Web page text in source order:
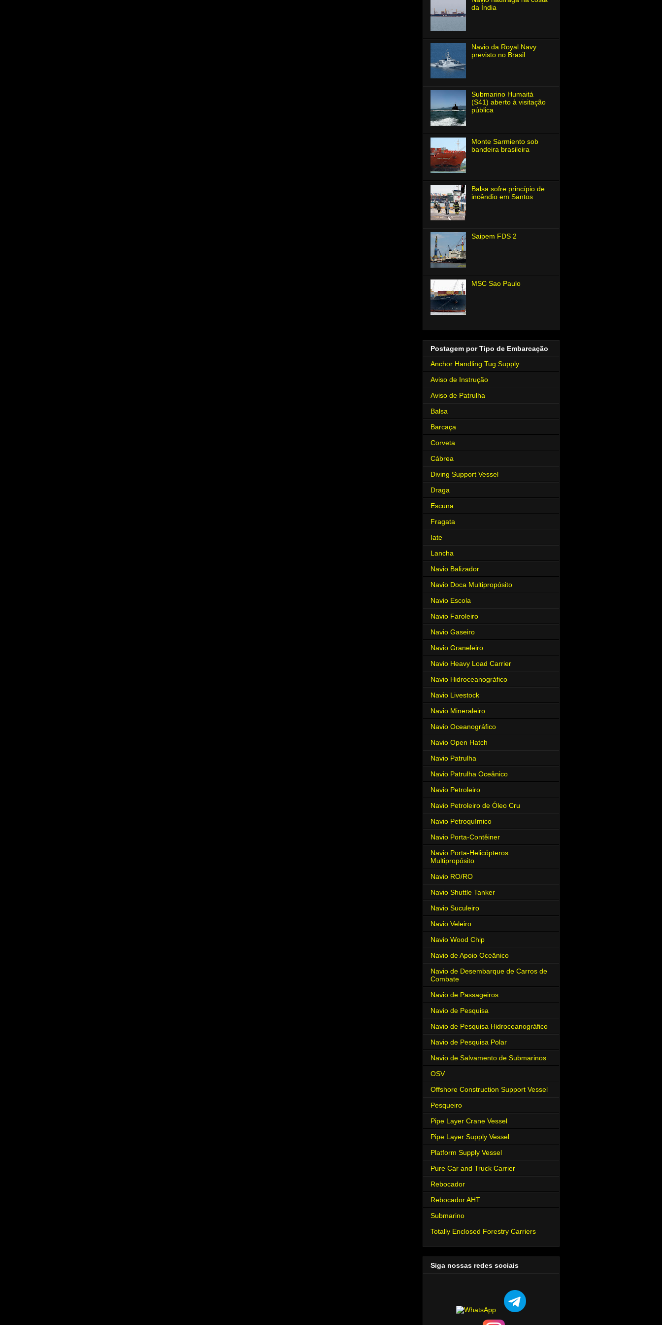
da Índia
Navio da Royal Navy
previsto no Brasil
Submarino Humaitá
(S41) aberto à visitação
pública
Monte Sarmiento sob
bandeira brasileira
Balsa sofre princípio de
incêndio em Santos
Saipem FDS 2
MSC Sao Paulo
Postagem por Tipo de Embarcação
Anchor Handling Tug Supply
Aviso de Instrução
Aviso de Patrulha
Balsa
Barcaça
Corveta
Cábrea
Diving Support Vessel
Draga
Escuna
Fragata
Iate
Lancha
Navio Balizador
Navio Doca Multipropósito
Navio Escola
Navio Faroleiro
Navio Gaseiro
Navio Graneleiro
Navio Heavy Load Carrier
Navio Hidroceanográfico
Navio Livestock
Navio Mineraleiro
Navio Oceanográfico
Navio Open Hatch
Navio Patrulha
Navio Patrulha Oceânico
Navio Petroleiro
Navio Petroleiro de Óleo Cru
Navio Petroquímico
Navio Porta-Contêiner
Navio Porta-Helicópteros
Multipropósito
Navio RO/RO
Navio Shuttle Tanker
Navio Suculeiro
Navio Veleiro
Navio Wood Chip
Navio de Apoio Oceânico
Navio de Desembarque de Carros de
Combate
Navio de Passageiros
Navio de Pesquisa
Navio de Pesquisa Hidroceanográfico
Navio de Pesquisa Polar
Navio de Salvamento de Submarinos
OSV
Offshore Construction Support Vessel
Pesqueiro
Pipe Layer Crane Vessel
Pipe Layer Supply Vessel
Platform Supply Vessel
Pure Car and Truck Carrier
Rebocador
Rebocador AHT
Submarino
Totally Enclosed Forestry Carriers
Siga nossas redes sociais